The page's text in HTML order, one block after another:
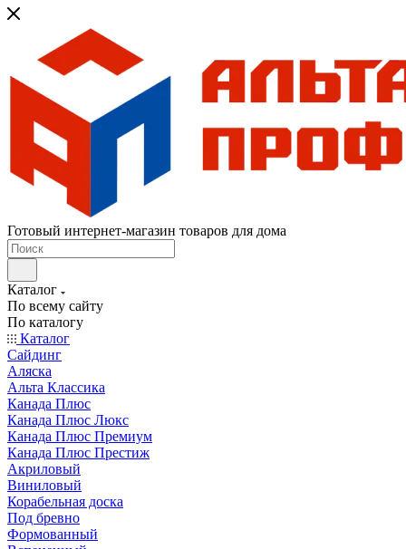
Готовый интернет-магазин товаров для дома
Каталог
По всему сайту
По каталогу
Каталог
Сайдинг
Аляска
Альта Классика
Канада Плюс
Канада Плюс Люкс
Канада Плюс Премиум
Канада Плюс Престиж
Акриловый
Виниловый
Корабельная доска
Под бревно
Формованный